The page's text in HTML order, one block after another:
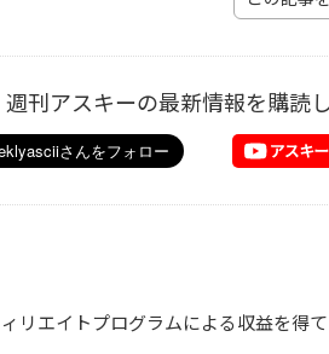
週刊アスキーの最新情報を購読
リエイトプログラムによる収益を得